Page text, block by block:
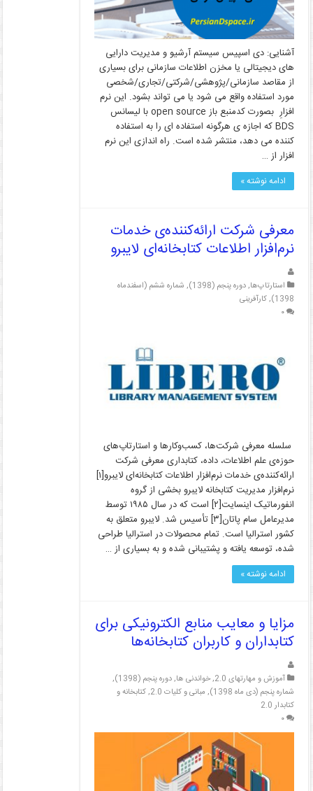
آشنایی: دی اسپیس سیستم آرشیو و مدیریت دارایی
های دیجیتالی یا مخزن اطلاعات سازمانی برای بسیاری
از مقاصد سازمانی/پژوهشی/شرکتی/تجاری/شخصی
مورد استفاده واقع می شود یا می تواند بشود. این نرم
افزارِ بصورت کدمنبع باز open source با لیسانس
BDS که اجازه ی هرگونه استفاده ای را به استفاده
کننده می دهد، منتشر شده است. راه اندازی این نرم
افزار از …
ادامه نوشته »
معرفی شرکت ارائه‌کننده‌ی خدمات
نرم­‌افزار اطلاعات کتابخانه‌­ای لایبرو
استارتاپ‌ها,دوره پنجم (1398) , شماره ششم (اسفندماه
1398)
,کارآفرینی
۰
­سلسله معرفی شرکت‌ها، کسب‌وکارها و استارتاپ‌های
حوزه‌ی علم اطلاعات، داده، کتابداری معرفی شرکت
ارائه‌کننده‌ی خدمات نرم‌­افزار اطلاعات کتابخانه‌­ای لایبرو[۱]
نرم‌افزار مدیریت کتابخانه لایبرو بخشی از گروه
انفورماتیک اینسایت[۲] است که در سال ۱۹۸۵ توسط
مدیرعامل سام پاتان[۳] تأسیس شد. لایبرو متعلق به
کشور استرالیا است. تمام محصولات در استرالیا طراحی
شده، توسعه یافته و پشتیبانی شده و به بسیاری از …
ادامه نوشته »
مزایا و معایب منابع الکترونیکی برای
کتابداران و کاربران کتابخانه‌ها
آموزش و مهارتهای 2.0 ,خواندنی ها,دوره پنجم (1398)
,
شماره پنجم (دی ماه 1398)
, مبانی و کلیات 2.0 ,کتابخانه و
کتابدار 2.0
۰